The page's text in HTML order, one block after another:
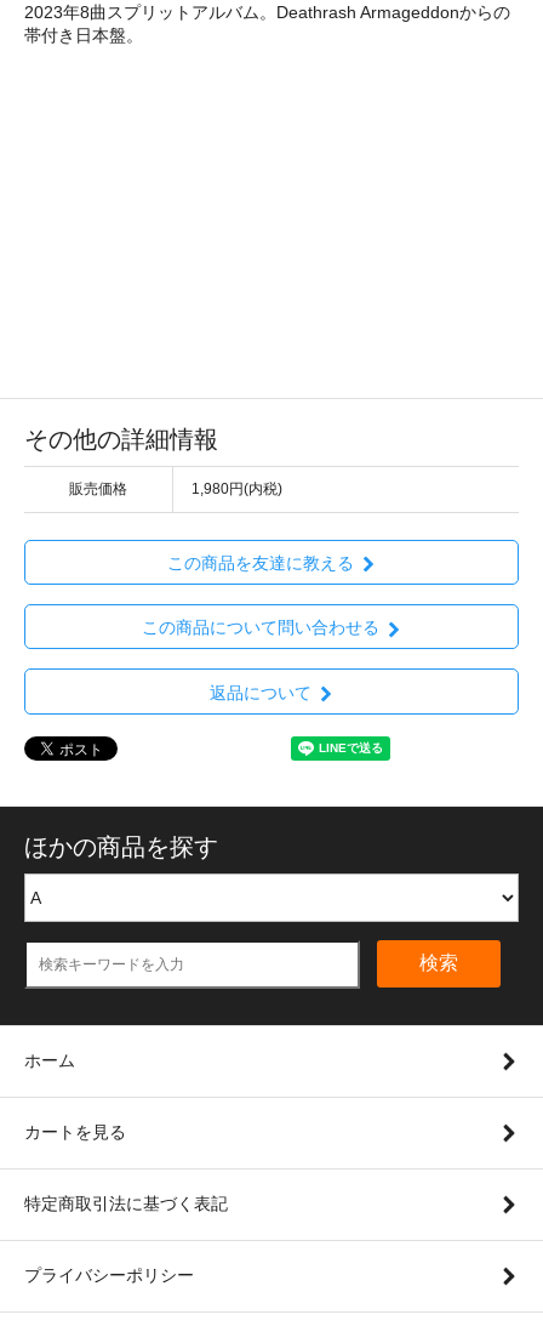
2023年8曲スプリットアルバム。Deathrash Armageddonからの
帯付き日本盤。
その他の詳細情報
販売価格 1,980円(内税)
この商品を友達に教える
この商品について問い合わせる
返品について
ほかの商品を探す
検索
ホーム
カートを見る
特定商取引法に基づく表記
プライバシーポリシー